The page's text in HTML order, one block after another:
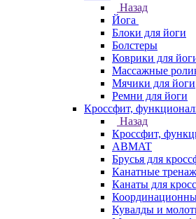
Назад
Йога
Блоки для йоги
Болстеры
Коврики для
Массажные
Мячики для йоги
Ремни для йоги
Кроссфит,
Назад
Кроссфит,
ABMAT
Брусья для
Канатные
Канаты для
Кувалды и